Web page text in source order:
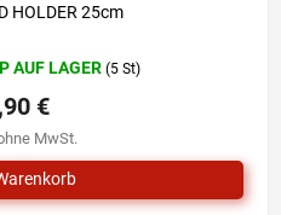
HOLDER 25cm
AUF LAGER (5 St)
MwSt.
€